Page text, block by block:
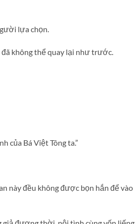
lựa chọn.
không thể quay lại như trước.
của Bá Việt Tông ta.”
này đều không được bọn hắn để vào